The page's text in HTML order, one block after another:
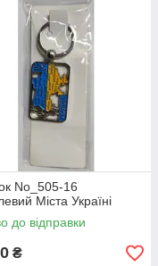
No_505-16
Міста Україні
до відправки
₴